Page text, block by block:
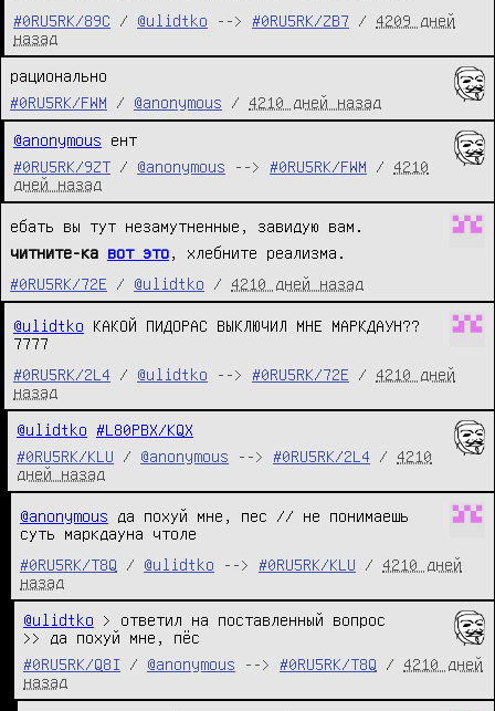
#0RU5RK/89C
/ @ulidtko --> #0RU5RK/ZB7 / 4209 дней
назад
рационально
#0RU5RK/FWM
/ @anonymous / 4210 дней назад
@anonymous ент
#0RU5RK/9ZT
/ @anonymous --> #0RU5RK/FWM / 4210
дней назад
ебать вы тут незамутненные, завидую вам.
читните-ка вот это , хлебните реализма.
#0RU5RK/72E
/ @ulidtko / 4210 дней назад
@ulidtko КАКОЙ ПИДОРАС ВЫКЛЮЧИЛ МНЕ МАРКДАУН??
7777
#0RU5RK/2L4
/ @ulidtko --> #0RU5RK/72E / 4210 дней
назад
@ulidtko
#L80PBX/KQX
#0RU5RK/KLU
/ @anonymous --> #0RU5RK/2L4 / 4210
дней назад
@anonymous да похуй мне, пес // не понимаешь
суть маркдауна чтоле
#0RU5RK/T8Q
/ @ulidtko --> #0RU5RK/KLU / 4210 дней
назад
@ulidtko > ответил на поставленный вопрос
>> да похуй мне, пёс
#0RU5RK/Q8I
/ @anonymous --> #0RU5RK/T8Q / 4210 дней
назад